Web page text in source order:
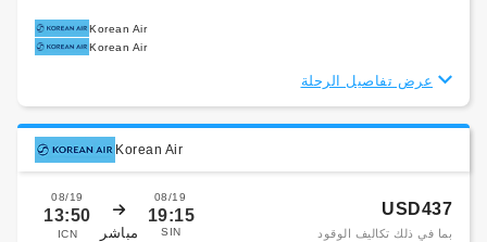
Korean Air
Korean Air
عرض تفاصيل الرحلة
Korean Air
08/19
13:50
ICN مباشر
08/19
19:15
SIN
USD437
بما في ذلك تكاليف الوقود